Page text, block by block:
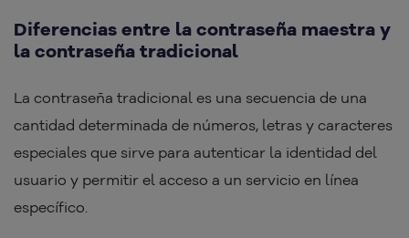
Diferencias entre la contraseña maestra y
la contraseña tradicional
La contraseña tradicional es una secuencia de una
cantidad determinada de números, letras y caracteres
especiales que sirve para autenticar la identidad del
usuario y permitir el acceso a un servicio en línea
específico.